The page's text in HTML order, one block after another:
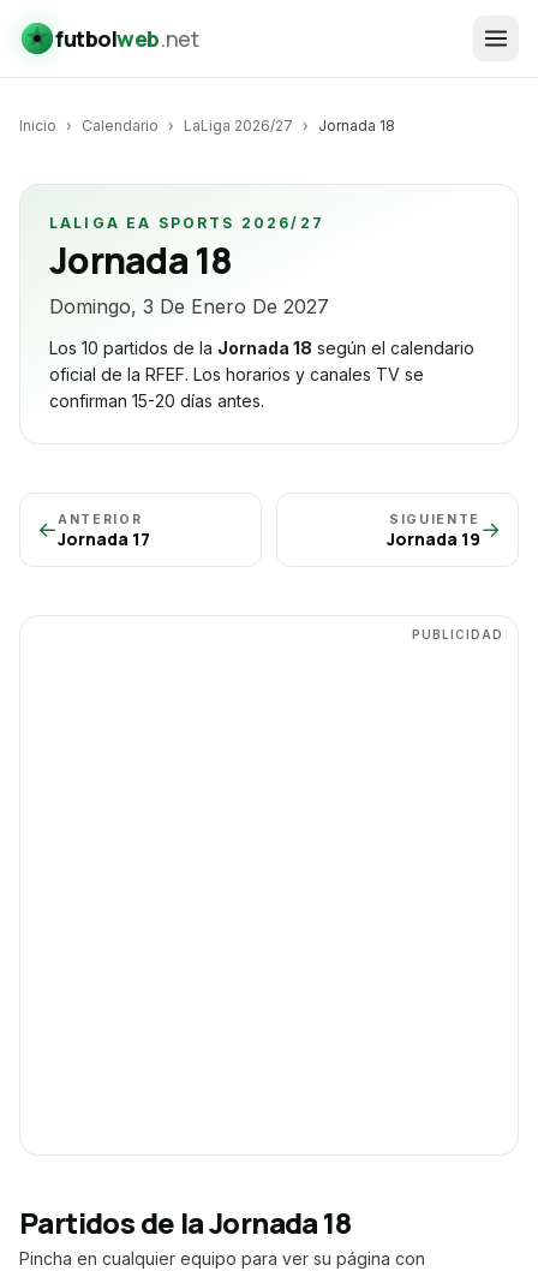
futbolweb.net
Inicio › Calendario › LaLiga 2026/27 › Jornada 18
LALIGA EA SPORTS 2026/27
Jornada18
Domingo, 3 De Enero De 2027
Los 10 partidos de la Jornada 18 según el calendario
oficial de la RFEF. Los horarios y canales TV se
confirman 15-20 días antes.
←ANTERIOR
Jornada 17
SIGUIENTE
Jornada 19→
PUBLICIDAD
Partidos de la Jornada18
Pincha en cualquier equipo para ver su página con